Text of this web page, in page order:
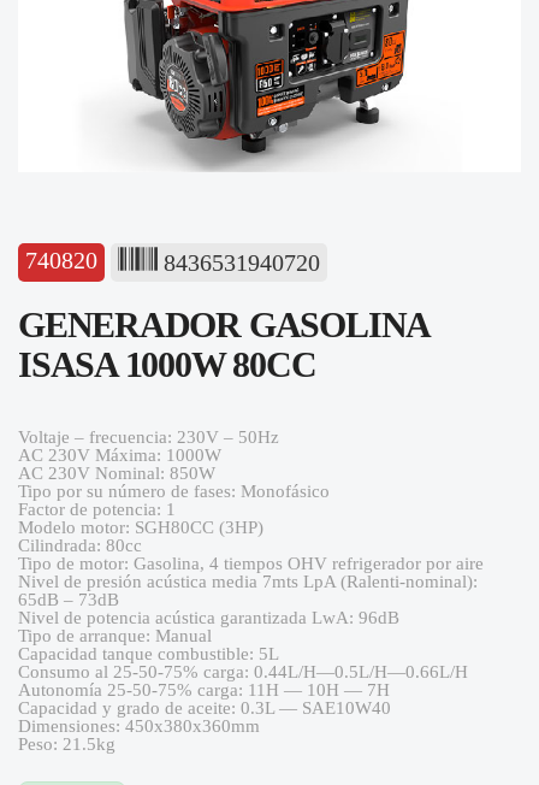
740820 8436531940720
GENERADOR GASOLINA
ISASA 1000W 80CC
Voltaje – frecuencia: 230V – 50Hz
AC 230V Máxima: 1000W
AC 230V Nominal: 850W
Tipo por su número de fases: Monofásico
Factor de potencia: 1
Modelo motor: SGH80CC (3HP)
Cilindrada: 80cc
Tipo de motor: Gasolina, 4 tiempos OHV refrigerador por aire
Nivel de presión acústica media 7mts LpA (Ralenti-nominal):
65dB – 73dB
Nivel de potencia acústica garantizada LwA: 96dB
Tipo de arranque: Manual
Capacidad tanque combustible: 5L
Consumo al 25-50-75% carga: 0.44L/H—0.5L/H—0.66L/H
Autonomía 25-50-75% carga: 11H — 10H — 7H
Capacidad y grado de aceite: 0.3L — SAE10W40
Dimensiones: 450x380x360mm
Peso: 21.5kg